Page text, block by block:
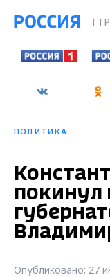
ПОЛИТИКА
покинул
Опубликовано: 27